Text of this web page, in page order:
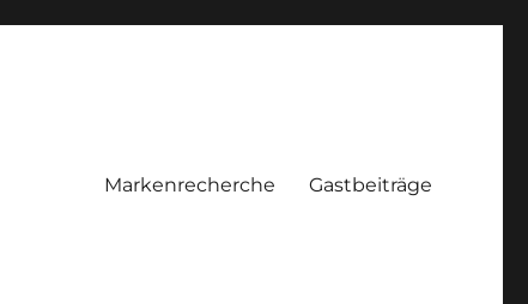
Markenrecherche Gastbeiträge